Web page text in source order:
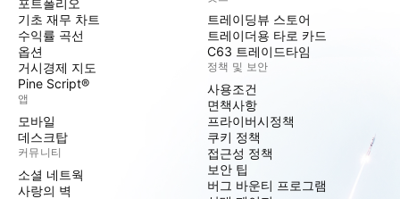
포트폴리오
기초 재무 차트
수익률 곡선
옵션
거시경제 지도
Pine Script®
앱
모바일
데스크탑
커뮤니티
소셜 네트웍
사랑의 벽
트레이딩뷰 스토어
트레이더용 타로 카드
C63 트레이드타임
정책 및 보안
사용조건
면책사항
프라이버시정책
쿠키 정책
접근성 정책
보안 팁
버그 바운티 프로그램